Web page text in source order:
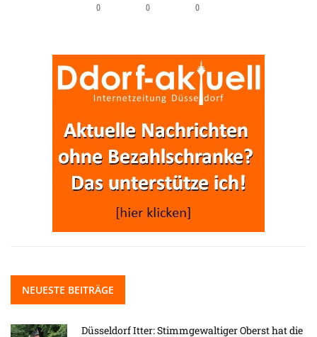
0 0 0
NEUESTE BEITRÄGE
Düsseldorf Itter: Stimmgewaltiger Oberst hat die